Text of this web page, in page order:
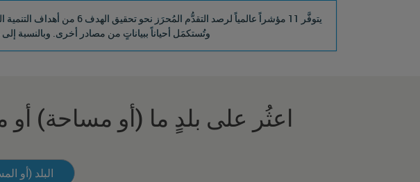
يتوفَّر 11 مؤشراً عالمياً لرصد
وتُستكمَل أحياناً ببياناتٍ من مصادر أخرى. وبالنسبة إلى
اعثُر على بلدٍ ما (أو مساحة)
البلد (أو